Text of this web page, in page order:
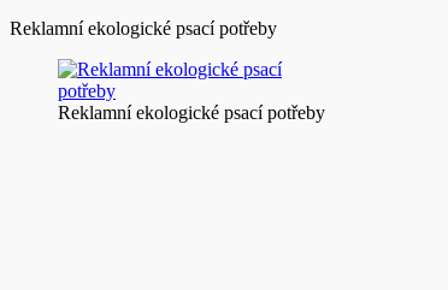
Reklamní ekologické psací potřeby
Reklamní ekologické psací potřeby